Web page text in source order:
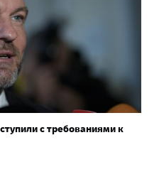
с требованиями к